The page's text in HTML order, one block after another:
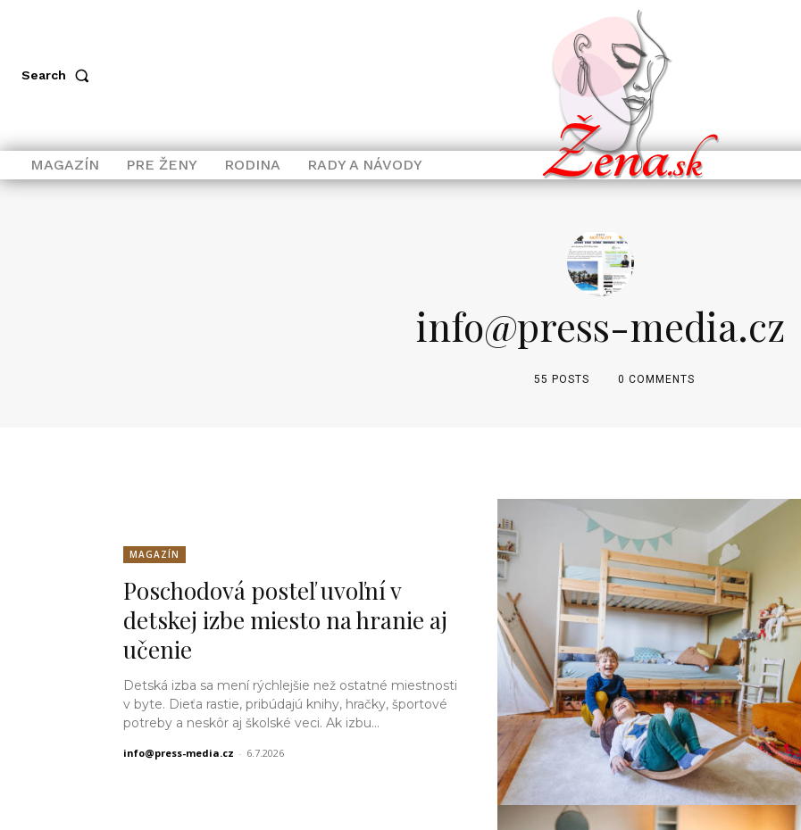
Search
MAGAZÍN PRE ŽENY RODINA RADY A NÁVODY
info@press-media.cz
55 POSTS 0 COMMENTS
MAGAZÍN
Poschodová posteľ uvoľní v
detskej izbe miesto na hranie aj
učenie
Detská izba sa mení rýchlejšie než ostatné miestnosti
v byte. Dieťa rastie, pribúdajú knihy, hračky, športové
potreby a neskôr aj školské veci. Ak izbu...
info@press-media.cz - 6.7.2026